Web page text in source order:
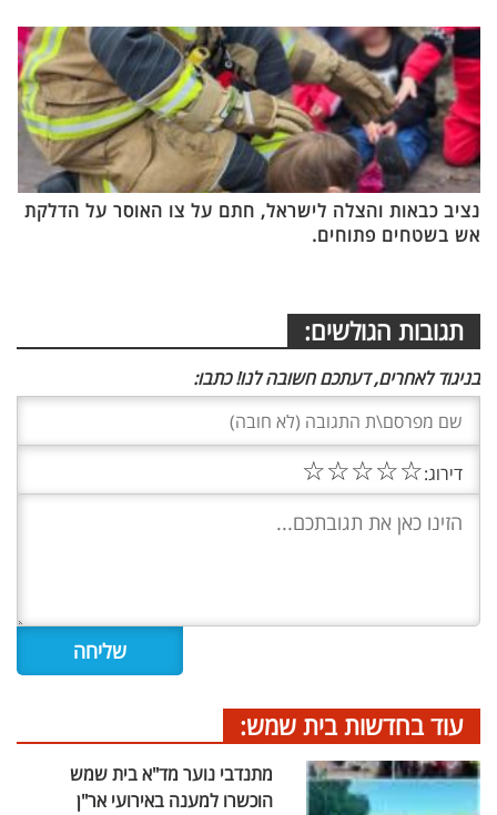
נציב כבאות והצלה לישראל, חתם על צו האוסר על הדלקת
אש בשטחים פתוחים.
תגובות הגולשים:
בניגוד לאחרים, דעתכם חשובה לנו! כתבו:
דירוג:☆
☆
☆
☆
☆
עוד בחדשות בית שמש:
מתנדבי נוער מד"א בית שמש
הוכשרו למענה באירועי אר"ן